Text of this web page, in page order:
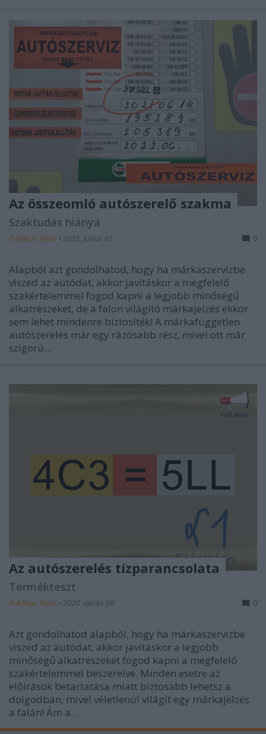
Az összeomló autószerelő szakma
Szaktudás hiánya
Publikus Team • 2023. június 01. 0
Alapból azt gondolhatod, hogy ha márkaszervizbe
viszed az autódat, akkor javításkor a megfelelő
szakértelemmel fogod kapni a legjobb minőségű
alkatrészeket, de a falon világító márkajelzés ekkor
sem lehet mindenre biztosíték! A márkafüggetlen
autószerelés már egy rázósabb rész, mivel ott már
szigorú…
Az autószerelés tízparancsolata
Termékteszt
Publikus Team • 2020. április 08. 0
Azt gondolhatod alapból, hogy ha márkaszervizbe
viszed az autódat, akkor javításkor a legjobb
minőségű alkatrészeket fogod kapni a megfelelő
szakértelemmel beszerelve. Minden esetre az
előírások betartatása miatt biztosabb lehetsz a
dolgodban, mivel véletlenül világít egy márkajelzés
a falán! Ám a…